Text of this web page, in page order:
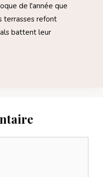
de l'année que
terrasses refont
battent leur